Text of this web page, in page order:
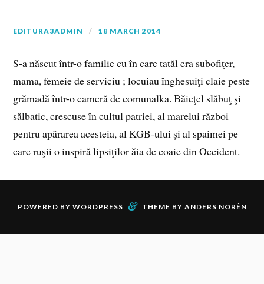
EDITURA3ADMIN 18 MARCH 2014
S-a născut într-o familie cu în care tatăl era subofiţer,
mama, femeie de serviciu ; locuiau înghesuiţi claie peste
grămadă într-o cameră de comunalka. Băieţel slăbuţ şi
sălbatic, crescuse în cultul patriei, al marelui război
pentru apărarea acesteia, al KGB-ului şi al spaimei pe
care ruşii o inspiră lipsiţilor ăia de coaie din Occident.
POWERED BY WORDPRESS & THEME BY ANDERS NORÉN